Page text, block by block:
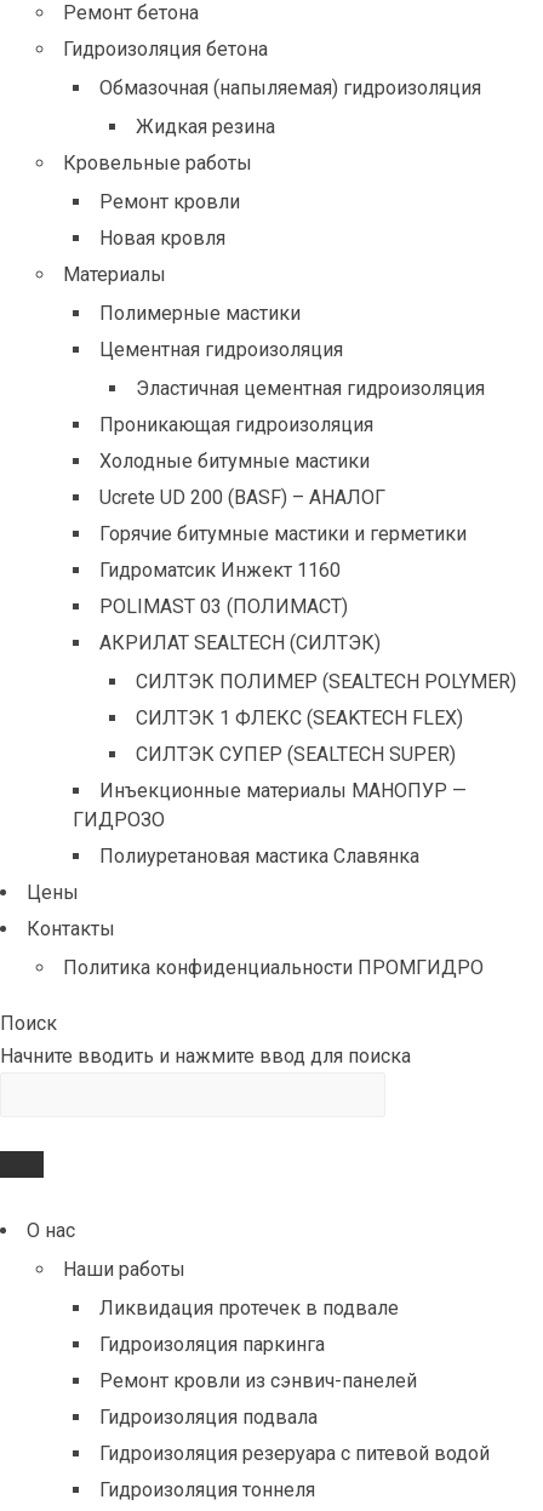
Ремонт бетона
Гидроизоляция бетона
Обмазочная (напыляемая) гидроизоляция
Жидкая резина
Кровельные работы
Ремонт кровли
Новая кровля
Материалы
Полимерные мастики
Цементная гидроизоляция
Эластичная цементная гидроизоляция
Проникающая гидроизоляция
Холодные битумные мастики
Ucrete UD 200 (BASF) – АНАЛОГ
Горячие битумные мастики и герметики
Гидроматсик Инжект 1160
POLIMAST 03 (ПОЛИМАСТ)
АКРИЛАТ SEALTECH (СИЛТЭК)
СИЛТЭК ПОЛИМЕР (SEALTECH POLYMER)
СИЛТЭК 1 ФЛЕКС (SEAKTECH FLEX)
СИЛТЭК СУПЕР (SEALTECH SUPER)
Инъекционные материалы МАНОПУР —
ГИДРОЗО
Полиуретановая мастика Славянка
Цены
Контакты
Политика конфиденциальности ПРОМГИДРО
Поиск
Начните вводить и нажмите ввод для поиска
О нас
Наши работы
Ликвидация протечек в подвале
Гидроизоляция паркинга
Ремонт кровли из сэнвич-панелей
Гидроизоляция подвала
Гидроизоляция резеруара с питевой водой
Гидроизоляция тоннеля